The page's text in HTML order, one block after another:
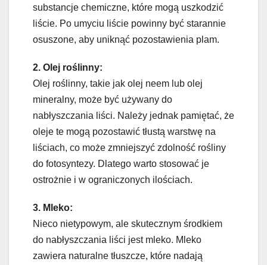
substancje chemiczne, które mogą uszkodzić
liście. Po umyciu liście powinny być starannie
osuszone, aby uniknąć pozostawienia plam.
2. Olej roślinny:
Olej roślinny, takie jak olej neem lub olej
mineralny, może być używany do
nabłyszczania liści. Należy jednak pamiętać, że
oleje te mogą pozostawić tłustą warstwę na
liściach, co może zmniejszyć zdolność rośliny
do fotosyntezy. Dlatego warto stosować je
ostrożnie i w ograniczonych ilościach.
3. Mleko:
Nieco nietypowym, ale skutecznym środkiem
do nabłyszczania liści jest mleko. Mleko
zawiera naturalne tłuszcze, które nadają